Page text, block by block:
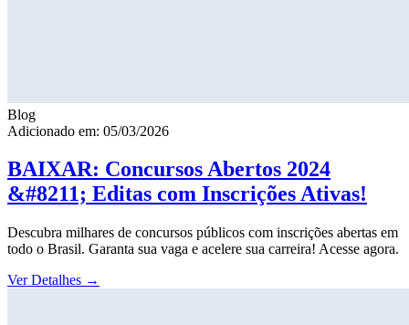
Blog
Adicionado em: 05/03/2026
BAIXAR: Concursos Abertos 2024
&#8211; Editas com Inscrições Ativas!
Descubra milhares de concursos públicos com inscrições abertas em
todo o Brasil. Garanta sua vaga e acelere sua carreira! Acesse agora.
Ver Detalhes →